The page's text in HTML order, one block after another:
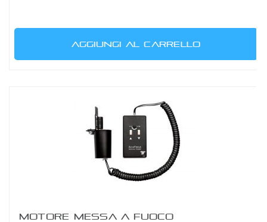
AGGIUNGI AL CARRELLO
MOTORE MESSA A FUOCO